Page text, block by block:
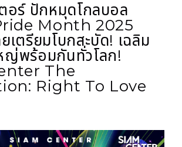
อร์ ปักหมุดโกลบอล
Month 2025
เตรียมโบกสะบัด! เฉลิม
ญ่พร้อมกันทั่วโลก!
The
Right To Love